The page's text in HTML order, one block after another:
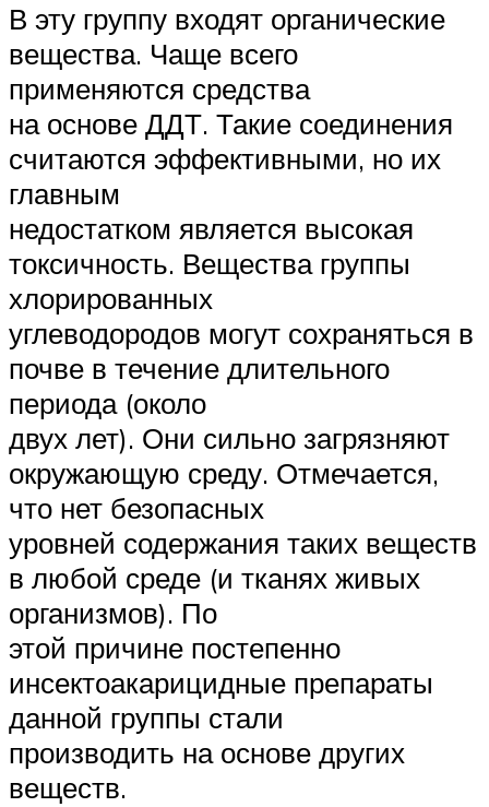
В эту группу входят органические
вещества. Чаще всего
применяются средства
на основе ДДТ. Такие соединения
считаются эффективными, но их
главным
недостатком является высокая
токсичность. Вещества группы
хлорированных
углеводородов могут сохраняться в
почве в течение длительного
периода (около
двух лет). Они сильно загрязняют
окружающую среду. Отмечается,
что нет безопасных
уровней содержания таких веществ
в любой среде (и тканях живых
организмов). По
этой причине постепенно
инсектоакарицидные препараты
данной группы стали
производить на основе других
веществ.